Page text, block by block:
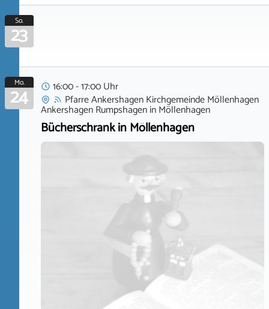
So.
23
Mo.
24
16:00 - 17:00 Uhr
Pfarre Ankershagen Kirchgemeinde Möllenhagen
Ankershagen RumpshageninMöllenhagen
Bücherschrank in Möllenhagen